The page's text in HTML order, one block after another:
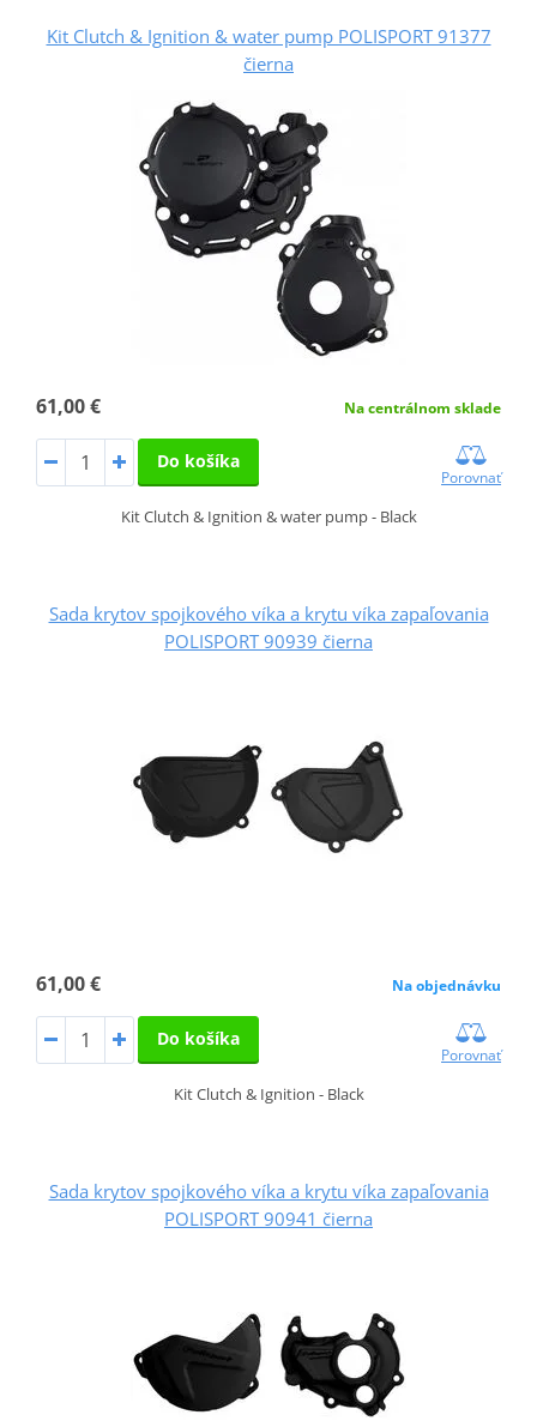
Kit Clutch & Ignition & water pump POLISPORT 91377
čierna
61,00 € Na centrálnom sklade
Do košíka
Porovnať
Kit Clutch & Ignition & water pump - Black
Sada krytov spojkového víka a krytu víka zapaľovania
POLISPORT 90939 čierna
61,00 € Na objednávku
Do košíka
Porovnať
Kit Clutch & Ignition - Black
Sada krytov spojkového víka a krytu víka zapaľovania
POLISPORT 90941 čierna